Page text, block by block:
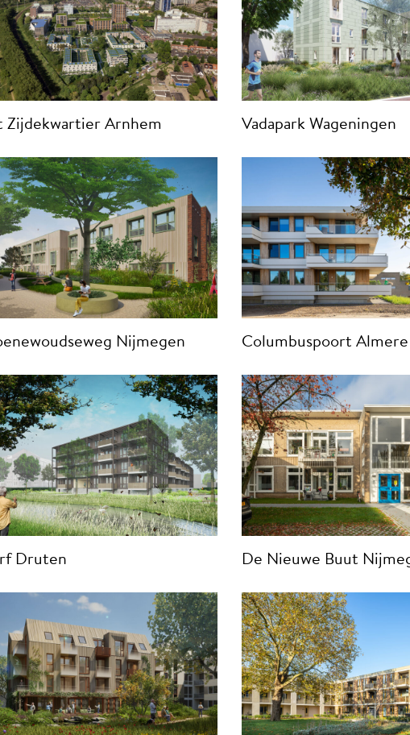
Zijdekwartier Arnhem Vadapark Wageningen
Nijmegen Columbuspoort Almere
Druten De Nieuwe Buut